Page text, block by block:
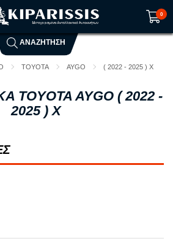
0
Το καλάθι αγορών είναι άδειο!
ΑΝΑΖΗΤΗΣΗ
TOYOTA AYGO ( 2022 - 2025 ) X
TOYOTA AYGO ( 2022 -
2025 ) X